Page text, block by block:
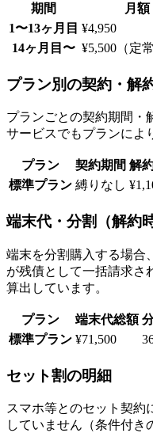
期間
月額
1〜13ヶ月目 ¥4,950
14ヶ月目〜 ¥5,500（定
プラン別の契約・解
プランごとの契約期間・
サービスでもプランによ
プラン 契約期間 解
標準プラン 縛りなし
端末代・分割（解約
端末を分割購入する場合
が残債として一括請求さ
算出しています。
プラン 端末代総額
標準プラン ¥71,500
セット割の明細
スマホ等とのセット契約
していません（条件付き